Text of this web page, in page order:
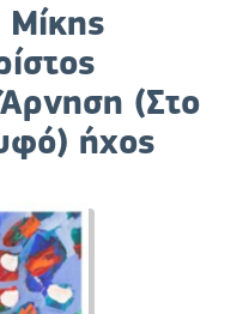
(Στο
ήχος